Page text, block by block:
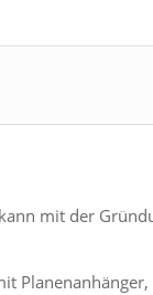
mit der